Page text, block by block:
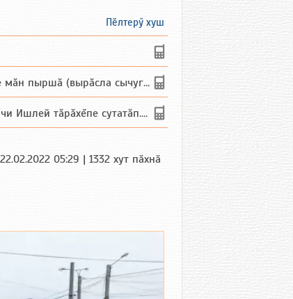
Пӗлтерӳ хуш
пыршă (вырăсла сычуг) ...
тăрăхĕпе сутатăп. Ха...
22.02.2022 05:29 | 1332 хут пӑхнӑ